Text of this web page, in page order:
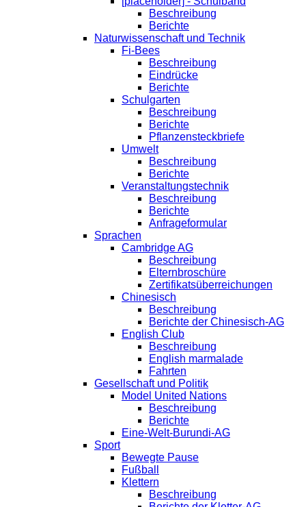
Beschreibung
Berichte
Naturwissenschaft und Technik
Fi-Bees
Beschreibung
Eindrücke
Berichte
Schulgarten
Beschreibung
Berichte
Pflanzensteckbriefe
Umwelt
Beschreibung
Berichte
Veranstaltungstechnik
Beschreibung
Berichte
Anfrageformular
Sprachen
Cambridge AG
Beschreibung
Elternbroschüre
Zertifikatsüberreichungen
Chinesisch
Beschreibung
Berichte der Chinesisch-AG
English Club
Beschreibung
English marmalade
Fahrten
Gesellschaft und Politik
Model United Nations
Beschreibung
Berichte
Eine-Welt-Burundi-AG
Sport
Bewegte Pause
Fußball
Klettern
Beschreibung